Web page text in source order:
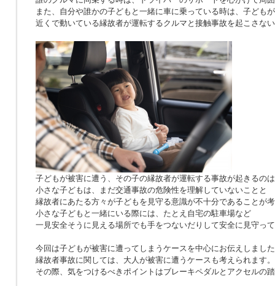
また、自分や誰かの子どもと一緒に車に乗っている時は、子ども
近くで動いている縁故者が運転するクルマと接触事故を起こさな
子どもが被害に遭う、その子の縁故者が運転する事故が起きるの
小さな子どもは、まだ交通事故の危険性を理解していないことと
縁故者にあたる方々が子どもを見守る意識が不十分であることが
小さな子どもと一緒にいる際には、たとえ自宅の駐車場など
一見安全そうに見える場所でも手をつないだりして安全に見守っ
今回は子どもが被害に遭ってしまうケースを中心にお伝えしまし
縁故者事故に関しては、大人が被害に遭うケースも考えられます。
その際、気をつけるべきポイントはブレーキペダルとアクセルの